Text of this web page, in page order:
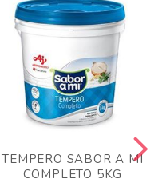
TEMPERO SABOR A MI
COMPLETO 5KG